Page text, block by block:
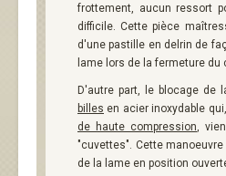
frottement, aucun ressort
difficile. Cette pièce
d'une pastille en delrin de
lame lors de la fermeture du
D'autre part, le blocage de
billes en acier inoxydable
de haute compression,
"cuvettes". Cette
de la lame en position